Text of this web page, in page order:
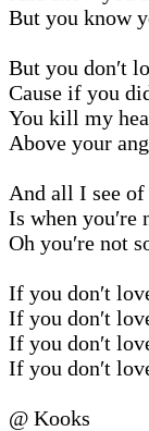
But you know
But you don′t
Cause if you
You kill my
Above your
And all I see of
Is when you′re
Oh you′re not
If you don′t
If you don′t
If you don′t
If you don′t
@ Kooks